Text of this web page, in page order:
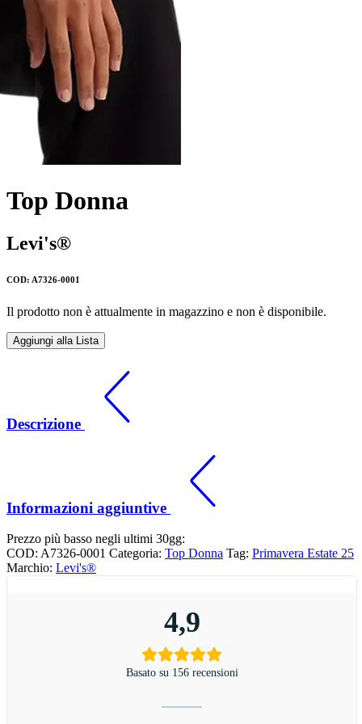
Top Donna
Levi's®
COD: A7326-0001
Il prodotto non è attualmente in magazzino e non è disponibile.
Aggiungi alla Lista
Descrizione
Informazioni aggiuntive
Prezzo più basso negli ultimi 30gg:
COD: A7326-0001 Categoria: Top Donna Tag: Primavera Estate 25
Marchio: Levi's®
4,9
Basato su 156 recensioni